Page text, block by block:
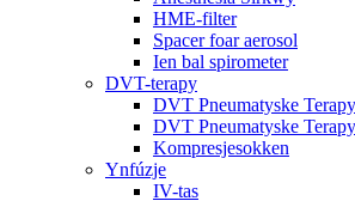
HME-filter
Spacer foar aerosol
Ien bal spirometer
DVT-terapy
DVT Pneumatyske
DVT Pneumatyske
Kompresjesokken
Ynfúzje
IV-tas